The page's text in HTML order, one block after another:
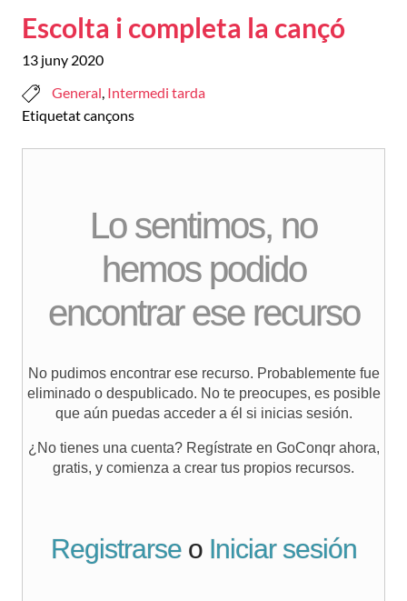
Escolta i completa la cançó
13 juny 2020
General, Intermedi tarda
Etiquetatcançons